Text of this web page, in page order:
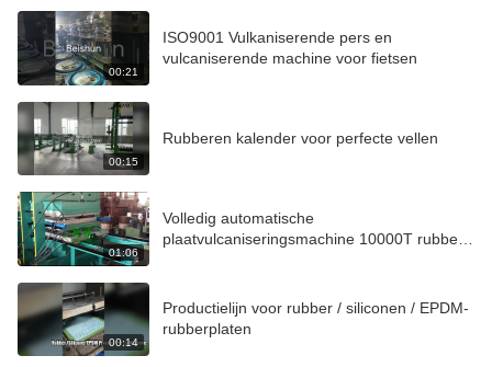
00:21
ISO9001 Vulkaniserende pers en
vulcaniserende machine voor fietsen
00:15
Rubberen kalender voor perfecte vellen
01:06
Volledig automatische
plaatvulcaniseringsmachine 10000T rubber
00:14
Productielijn voor rubber / siliconen / EPDM-
rubberplaten